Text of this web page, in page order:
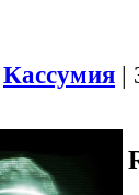
Кассумия |